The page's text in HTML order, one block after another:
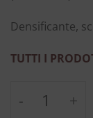
Densificante,
TUTTI I
Il Siero -